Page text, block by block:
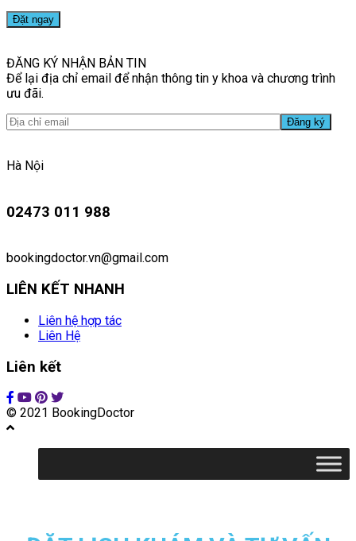
ĐĂNG KÝ NHẬN BẢN TIN
Để lại địa chỉ email để nhận thông tin y khoa và chương trình
ưu đãi.
Hà Nội
02473 011 988
bookingdoctor.vn@gmail.com
LIÊN KẾT NHANH
Liên hệ hợp tác
Liên Hệ
Liên kết
© 2021 BookingDoctor